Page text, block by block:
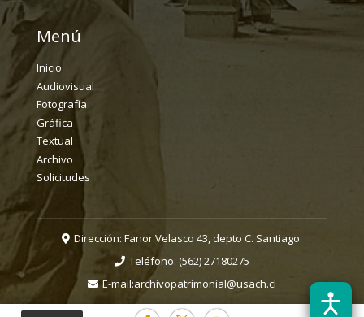
Menú
Inicio
Audiovisual
Fotografía
Gráfica
Textual
Archivo
Solicitudes
Dirección: Fanor Velasco 43, depto C. Santiago.
Teléfono: (562) 27180275
E-mail:archivopatrimonial@usach.cl